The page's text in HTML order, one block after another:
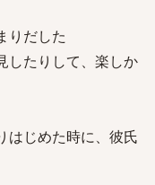
りだした
したりして、楽しか
はじめた時に、彼氏